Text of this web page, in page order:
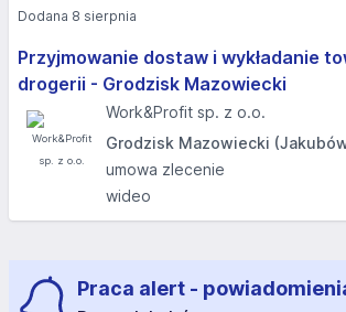
Przyjmowanie dostaw i wykładanie
drogerii - Grodzisk Mazowiecki
Work&Profit sp. z o.o.
Grodzisk Mazowiecki
umowa zlecenie
wideo
Dodana 8 sierpnia
Praca alert -